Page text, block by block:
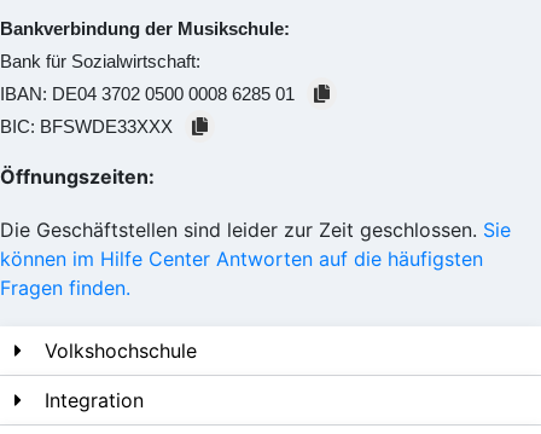
Bankverbindung der Musikschule:
Bank für Sozialwirtschaft:
IBAN: DE04 3702 0500 0008 6285 01
BIC: BFSWDE33XXX
Öffnungszeiten:
Die Geschäftstellen sind leider zur Zeit geschlossen. Sie
können im Hilfe Center Antworten auf die häufigsten
Fragen finden.
Volkshochschule
Integration